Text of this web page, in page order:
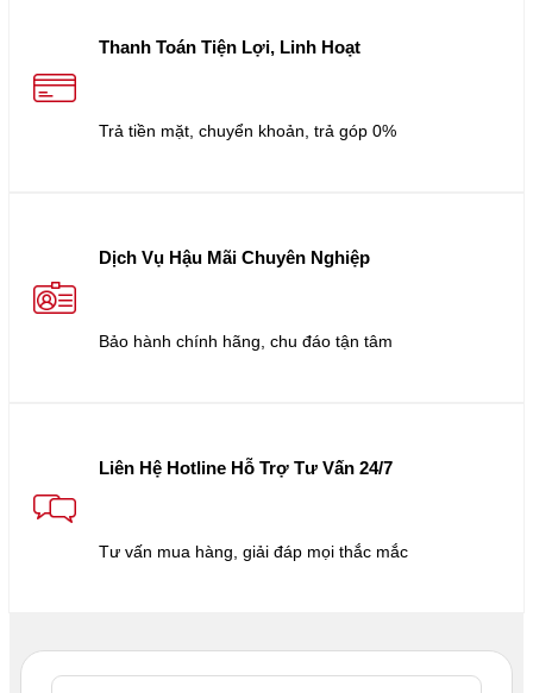
Thanh Toán Tiện Lợi, Linh Hoạt
Trả tiền mặt, chuyển khoản, trả góp 0%
Dịch Vụ Hậu Mãi Chuyên Nghiệp
Bảo hành chính hãng, chu đáo tận tâm
Liên Hệ Hotline Hỗ Trợ Tư Vấn 24/7
Tư vấn mua hàng, giải đáp mọi thắc mắc